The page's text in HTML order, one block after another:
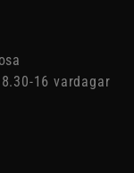
16 vardagar